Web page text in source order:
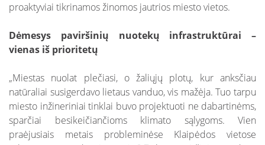
proaktyviai tikrinamos žinomos jautrios miesto vietos.
Dėmesys paviršinių nuotekų infrastruktūrai –
vienas iš prioritetų
„Miestas nuolat plečiasi, o žaliųjų plotų, kur anksčiau
natūraliai susigerdavo lietaus vanduo, vis mažėja. Tuo tarpu
miesto inžineriniai tinklai buvo projektuoti ne dabartinėms,
sparčiai besikeičiančioms klimato sąlygoms. Vien
praėjusiais metais probleminėse Klaipėdos vietose